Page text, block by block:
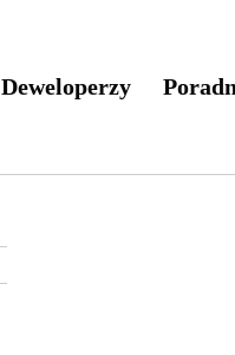
Deweloperzy